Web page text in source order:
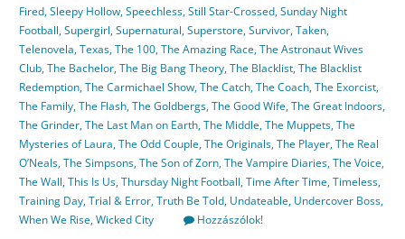
Fired,Sleepy Hollow,Speechless,Still Star-Crossed,Sunday Night
Football,Supergirl,Supernatural,Superstore,Survivor,Taken,
Telenovela,Texas,The 100,The Amazing Race,The Astronaut Wives
Club,The Bachelor,The Big Bang Theory,The Blacklist,The Blacklist
Redemption,The Carmichael Show,The Catch,The Coach,The Exorcist,
The Family,The Flash,The Goldbergs,The Good Wife,The Great Indoors,
The Grinder,The Last Man on Earth,The Middle,The Muppets,The
Mysteries of Laura,The Odd Couple,The Originals,The Player,The Real
O’Neals,The Simpsons,The Son of Zorn,The Vampire Diaries,The Voice,
The Wall,This Is Us,Thursday Night Football,Time After Time,Timeless,
Training Day,Trial & Error,Truth Be Told, Undateable, Undercover Boss,
When We Rise,Wicked City Hozzászólok!